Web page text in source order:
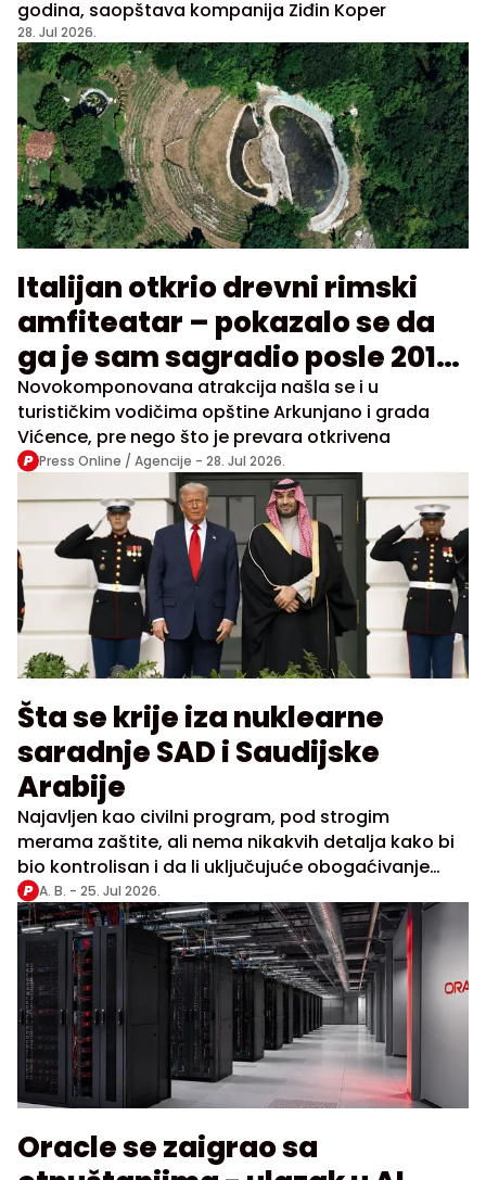
godina, saopštava kompanija Ziđin Koper
28. Jul 2026.
Italijan otkrio drevni rimski
amfiteatar – pokazalo se da
ga je sam sagradio posle 2010.
godine
Novokomponovana atrakcija našla se i u
turističkim vodičima opštine Arkunjano i grada
Vićence, pre nego što je prevara otkrivena
Press Online / Agencije - 28. Jul 2026.
Šta se krije iza nuklearne
saradnje SAD i Saudijske
Arabije
Najavljen kao civilni program, pod strogim
merama zaštite, ali nema nikakvih detalja kako bi
bio kontrolisan i da li uključujuće obogaćivanje
uranijuma
A. B. - 25. Jul 2026.
Oracle se zaigrao sa